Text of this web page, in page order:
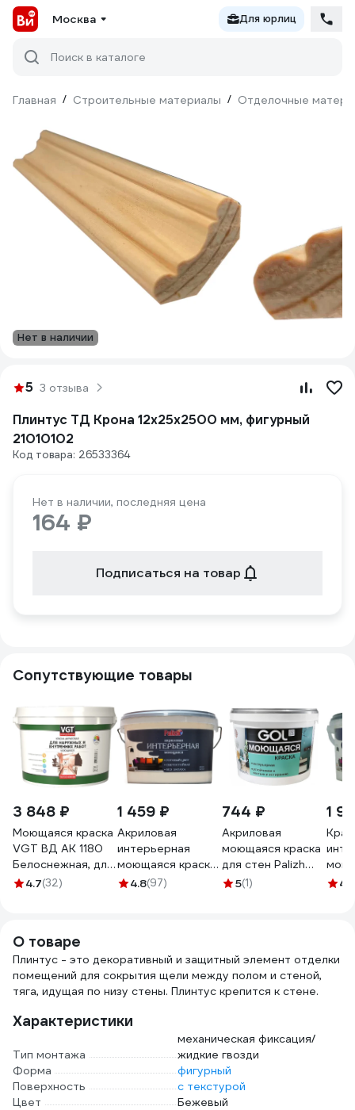
Москва Для юрлиц
Поиск в каталоге
Главная / Строительные материалы / Отделочные
Нет в наличии
5 3 отзыва
Плинтус ТД Крона 12x25х2500 мм, фигурный
21010102
Код товара: 26533364
Нет в наличии, последняя цена
164 ₽
Подписаться на товар
Сопутствующие товары
3 848 ₽
Моющаяся краска
VGT ВД АК 1180
Белоснежная, для
нар/внутр работ
4.7(32)
1 459 ₽
Акриловая
интерьерная
моющаяся краска
PALIZH 301
4.8(97)
744 ₽
Акриловая
моющаяся краска
для стен Palizh
GOL ВД-АК-1180
5(1)
1
4.8
О товаре
Плинтус - это декоративный и защитный элемент отделки
помещений для сокрытия щели между полом и стеной,
тяга, идущая по низу стены. Плинтус крепится к стене.
Характеристики
Тип монтажа
механическая фиксация/
жидкие гвозди
Форма
фигурный
Поверхность
с текстурой
Цвет
Бежевый